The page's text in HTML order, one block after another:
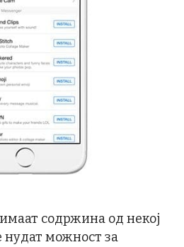
содржина од некој
нудат можност за